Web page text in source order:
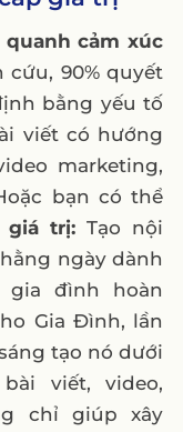
cảm xúc
cứu, 90% quyết
bằng yếu tố
viết có hướng
marketing,
bạn có thể
giá trị:Tạo nội
ngày dành
đình hoàn
Gia Đình, lần
tạo nó dưới
viết, video,
chỉ giúp xây